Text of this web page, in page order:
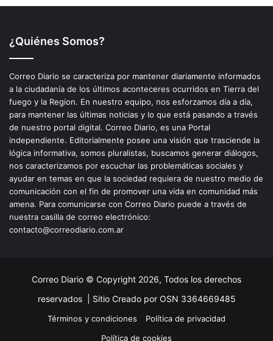
¿Quiénes Somos?
Correo Diario se caracteriza por mantener diariamente informados
a la ciudadanía de los últimos aconteceres ocurridos en Tierra del
fuego y la Region. En nuestro equipo, nos esforzamos día a día,
para mantener las últimas noticias y lo que está pasando a través
de nuestro portal digital. Correo Diario, es una Portal
independiente. Editorialmente posee una visión que trasciende la
lógica informativa, somos pluralistas, buscamos generar diálogos,
nos caracterizamos por escuchar las problemáticas sociales y
ayudar en temas en que la sociedad requiera de nuestro medio de
comunicación con el fin de promover una vida en comunidad más
amena. Para comunicarse con Correo Diario puede a través de
nuestra casilla de correo electrónico:
contacto@correodiario.com.ar
Correo Diario © Copyright 2026, Todos los derechos
reservados | Sitio Creado por OSN 3364669485
Términos y condiciones
Política de privacidad
Política de cookies